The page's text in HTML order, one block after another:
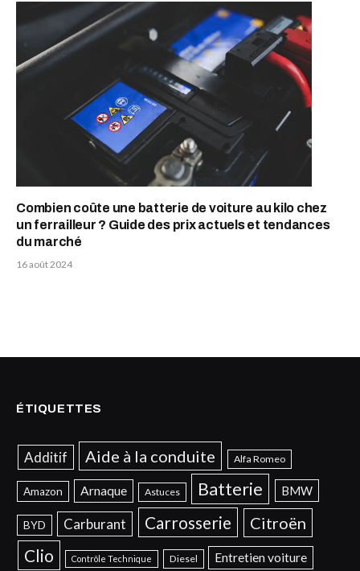
Combien coûte une batterie de voiture au kilo chez
un ferrailleur ? Guide des prix actuels et tendances
du marché
16 août 2024
ÉTIQUETTES
Additif Aide à la conduite Alfa Romeo
Amazon Arnaque Astuces Batterie BMW
BYD Carburant Carrosserie Citroën
Clio Contrôle Technique Diesel Entretien voiture